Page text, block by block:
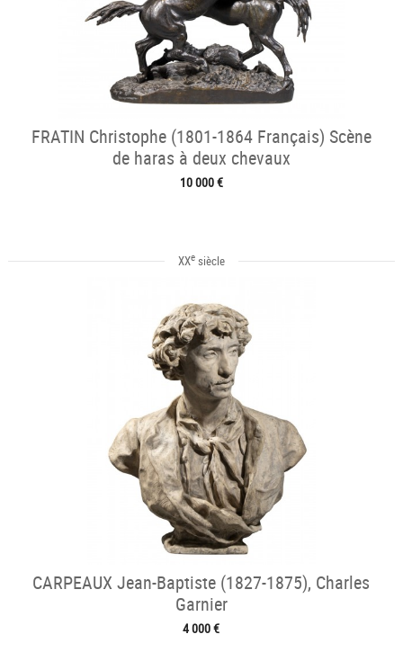
FRATIN Christophe (1801-1864 Français) Scène
de haras à deux chevaux
10 000 €
XXesiècle
CARPEAUX Jean-Baptiste (1827-1875), Charles
Garnier
4 000 €